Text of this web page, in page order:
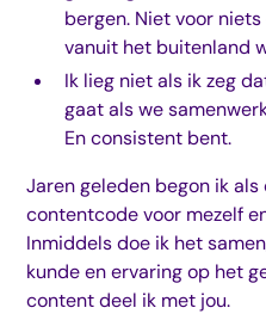
bergen. Niet voor
vanuit het buitenland
Ik lieg niet als ik zeg
gaat als we
En consistent bent.
Jaren geleden begon ik
contentcode voor mezelf
Inmiddels doe ik het
kunde en ervaring op het
content deel ik met jou.